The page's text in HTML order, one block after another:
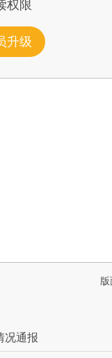
权限
升级
况通报